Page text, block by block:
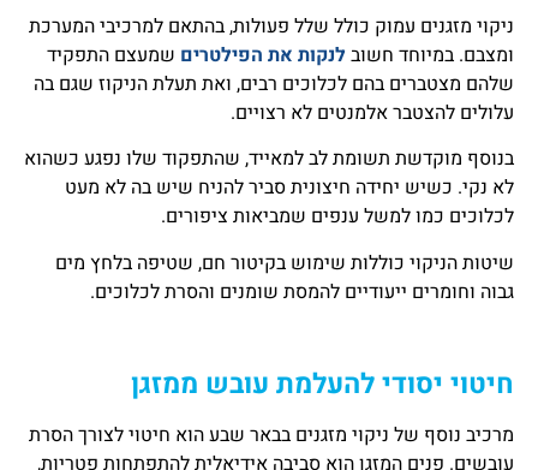
ניקוי מזגנים עמוק כולל שלל פעולות, בהתאם למרכיבי המערכת
ומצבם. במיוחד חשובלנקות את הפילטרים שמעצם התפקיד
שלהם מצטברים בהם לכלוכים רבים, ואת תעלת הניקוז שגם בה
עלולים להצטבר אלמנטים לא רצויים.
בנוסף מוקדשת תשומת לב למאייד, שהתפקוד שלו נפגע כשהוא
לא נקי. כשיש יחידה חיצונית סביר להניח שיש בה לא מעט
לכלוכים כמו למשל ענפים שמביאות ציפורים.
שיטות הניקוי כוללות שימוש בקיטור חם, שטיפה בלחץ מים
גבוה וחומרים ייעודיים להמסת שומנים והסרת לכלוכים.
חיטוי יסודי להעלמת עובש ממזגן
מרכיב נוסף של ניקוי מזגנים בבאר שבע הוא חיטוי לצורך הסרת